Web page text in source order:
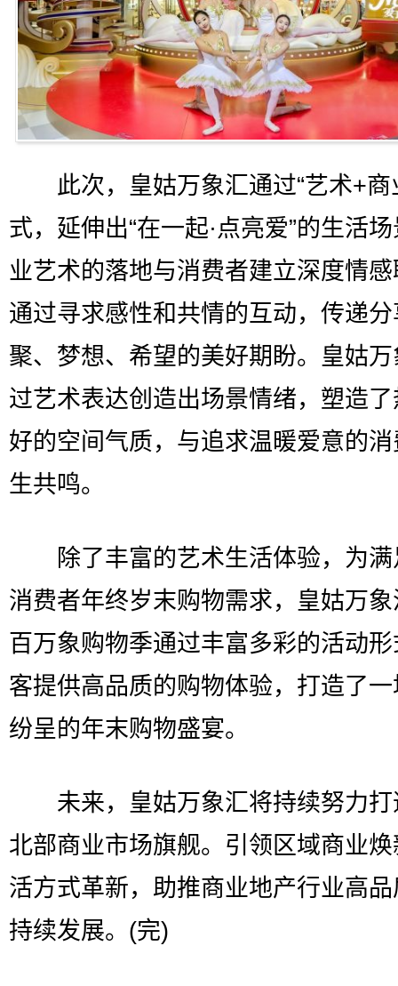
此次，皇姑万象汇通过“艺术+商
式，延伸出“在一起·点亮爱”的生活
业艺术的落地与消费者建立深度情
通过寻求感性和共情的互动，传递
聚、梦想、希望的美好期盼。皇姑
过艺术表达创造出场景情绪，塑造
好的空间气质，与追求温暖爱意的
生共鸣。
除了丰富的艺术生活体验，为满
消费者年终岁末购物需求，皇姑万
百万象购物季通过丰富多彩的活动
客提供高品质的购物体验，打造了
纷呈的年末购物盛宴。
未来，皇姑万象汇将持续努力打
北部商业市场旗舰。引领区域商业
活方式革新，助推商业地产行业高
持续发展。(完)